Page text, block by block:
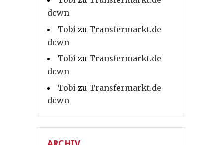
down
Tobi zu Transfermarkt.de
down
Tobi zu Transfermarkt.de
down
Tobi zu Transfermarkt.de
down